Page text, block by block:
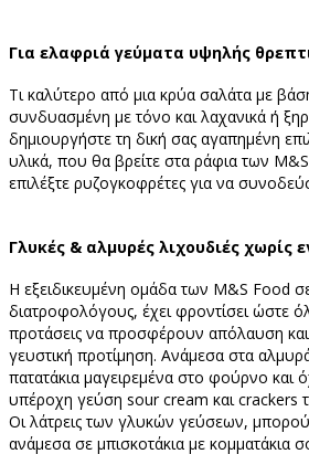
Για ελαφριά γεύματα υψηλής
Τι καλύτερο από μια κρύα σαλάτα με
συνδυασμένη με τόνο και λαχανικά ή
δημιουργήστε τη δική σας αγαπημένη
υλικά, που θα βρείτε στα ράφια των
επιλέξτε ρυζογκοφρέτες για να
Γλυκές & αλμυρές λιχουδιές χωρίς
Η εξειδικευμένη ομάδα των M&S Food
διατροφολόγους, έχει φροντίσει ώστε
προτάσεις να προσφέρουν απόλαυση
γευστική προτίμηση. Ανάμεσα στα
πατατάκια μαγειρεμένα στο φούρνο και
υπέροχη γεύση sour cream και crackers
Οι λάτρεις των γλυκών γεύσεων,
ανάμεσα σε μπισκοτάκια με κομματάκια